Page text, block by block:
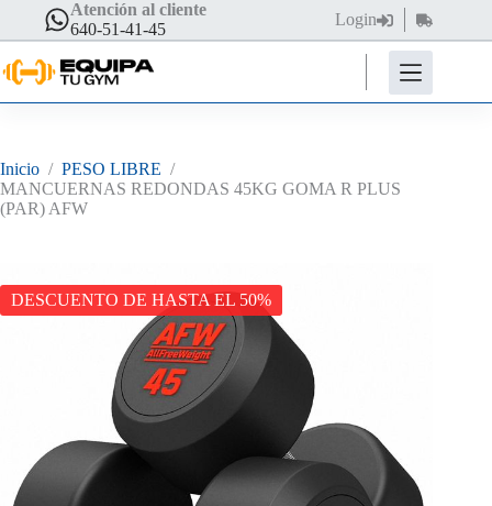
contenido
Atención al cliente
640-51-41-45
Login
Carro
de
compra
Inicio / PESO LIBRE /
MANCUERNAS REDONDAS 45KG GOMA R PLUS
(PAR) AFW
DESCUENTO DE HASTA EL 50%